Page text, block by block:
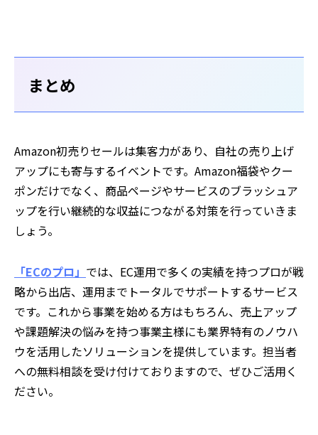
まとめ
Amazon初売りセールは集客力があり、自社の売り上げ
アップにも寄与するイベントです。Amazon福袋やクー
ポンだけでなく、商品ページやサービスのブラッシュア
ップを行い継続的な収益につながる対策を行っていきま
しょう。
「ECのプロ」 では、EC運用で多くの実績を持つプロが戦
略から出店、運用までトータルでサポートするサービス
です。これから事業を始める方はもちろん、売上アップ
や課題解決の悩みを持つ事業主様にも業界特有のノウハ
ウを活用したソリューションを提供しています。担当者
への無料相談を受け付けておりますので、ぜひご活用く
ださい。